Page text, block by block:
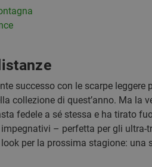
successo con le scarpe leggere
collezione di quest’anno. Ma la
fedele a sé stessa e ha tirato
– perfetta per gli ultra-
per la prossima stagione: una